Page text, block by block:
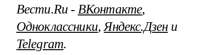
Вести.Ru ‐ ВКонтакте,
Одноклассники,Яндекс.Дзени
Telegram.